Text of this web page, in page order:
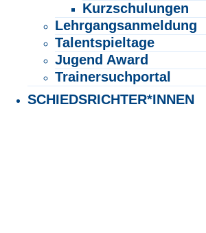
Kurzschulungen
Lehrgangsanmeldung
Talentspieltage
Jugend Award
Trainersuchportal
SCHIEDSRICHTER*INNEN